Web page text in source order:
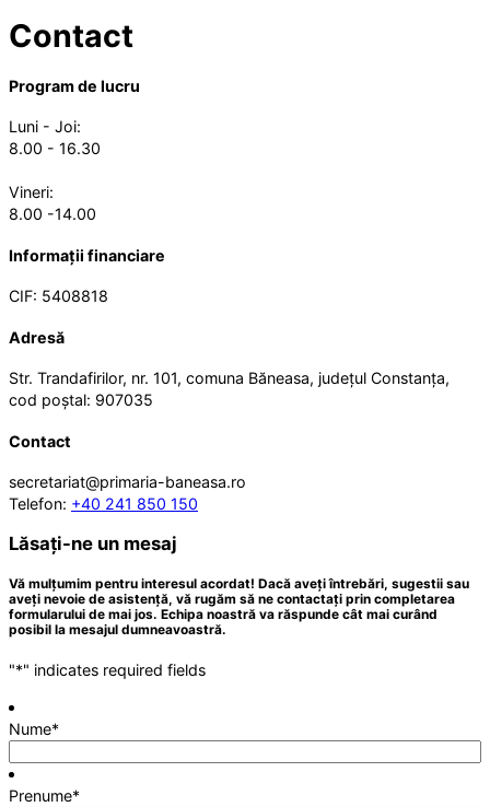
Contact
Program de lucru
Luni - Joi:
8.00 - 16.30
Vineri:
8.00 -14.00
Informații financiare
CIF: 5408818
Adresă
Str. Trandafirilor, nr. 101, comuna Băneasa, județul Constanța,
cod poștal: 907035
Contact
secretariat@primaria-baneasa.ro
Telefon: +40 241 850 150
Lăsați-ne un mesaj
Vă mulțumim pentru interesul acordat! Dacă aveți întrebări, sugestii sau
aveți nevoie de asistență, vă rugăm să ne contactați prin completarea
formularului de mai jos. Echipa noastră va răspunde cât mai curând
posibil la mesajul dumneavoastră.
"*" indicates required fields
Nume*
Prenume*